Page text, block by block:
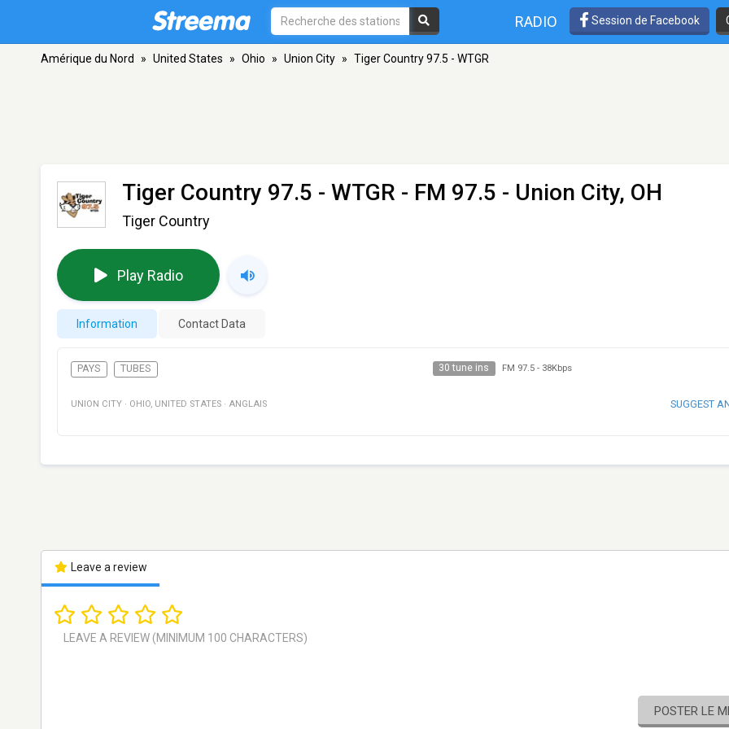
RADIO Session de Facebook
Amérique du Nord » United States » Ohio » Union City » Tiger Country 97.5 - WTGR
Tiger Country 97.5 - WTGR - FM 97.5 - Union City, OH
Tiger Country
Play Radio
Information Contact Data
PAYS TUBES 30 tune ins FM 97.5- 38Kbps
UNION CITY · OHIO, UNITED STATES · ANGLAIS SUGGEST
Leave a review
POSTER LE